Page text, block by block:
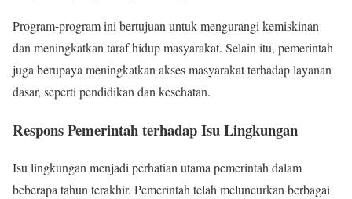
Program-program ini bertujuan untuk mengurangi kemiskinan
dan meningkatkan taraf hidup masyarakat. Selain itu, pemerintah
juga berupaya meningkatkan akses masyarakat terhadap layanan
dasar, seperti pendidikan dan kesehatan.
Respons Pemerintah terhadap Isu Lingkungan
Isu lingkungan menjadi perhatian utama pemerintah dalam
beberapa tahun terakhir. Pemerintah telah meluncurkan berbagai